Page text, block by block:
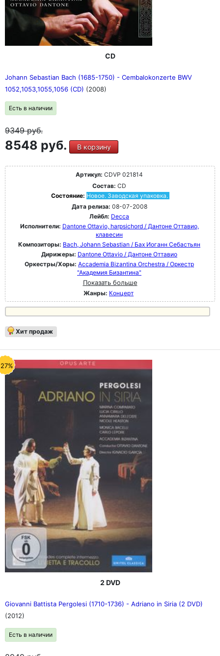
CD
Johann Sebastian Bach (1685-1750) - Cembalokonzerte BWV
1052,1053,1055,1056 (CD) (2008)
Есть в наличии
9349руб.
8548 руб. В корзину
Артикул: CDVP 021814
Состав: CD
Состояние: Новое. Заводская упаковка.
Дата релиза: 08-07-2008
Лейбл: Decca
Исполнители: Dantone Ottavio, harpsichord / Дантоне Оттавио,
клавесин
Композиторы: Bach, Johann Sebastian / Бах Иоганн Себастьян
Дирижеры: Dantone Ottavio / Дантоне Оттавио
Оркестры/Хоры: Accademia Bizantina Orchestra / Оркестр
"Академия Бизантина"
Показать больше
Жанры: Концерт
Хит продаж
2 DVD
Giovanni Battista Pergolesi (1710-1736) - Adriano in Siria (2 DVD)
(2012)
Есть в наличии